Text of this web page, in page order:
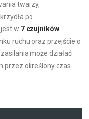
twarzy,
po
w 7 czujników
ruchu oraz przejście o
może działać
przez określony czas.